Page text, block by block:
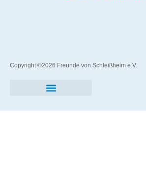
Copyright ©2026 Freunde von Schleißheim e.V.